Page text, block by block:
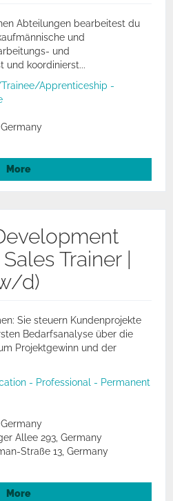
Abteilungen bearbeitest du
und
und
und koordinierst...
Apprenticeship -
More
Trainer |
d)
Sie steuern Kundenprojekte
Bedarfsanalyse über die
Projektgewinn und der
- Professional - Permanent
Allee 293, Germany
Straße 13, Germany
More